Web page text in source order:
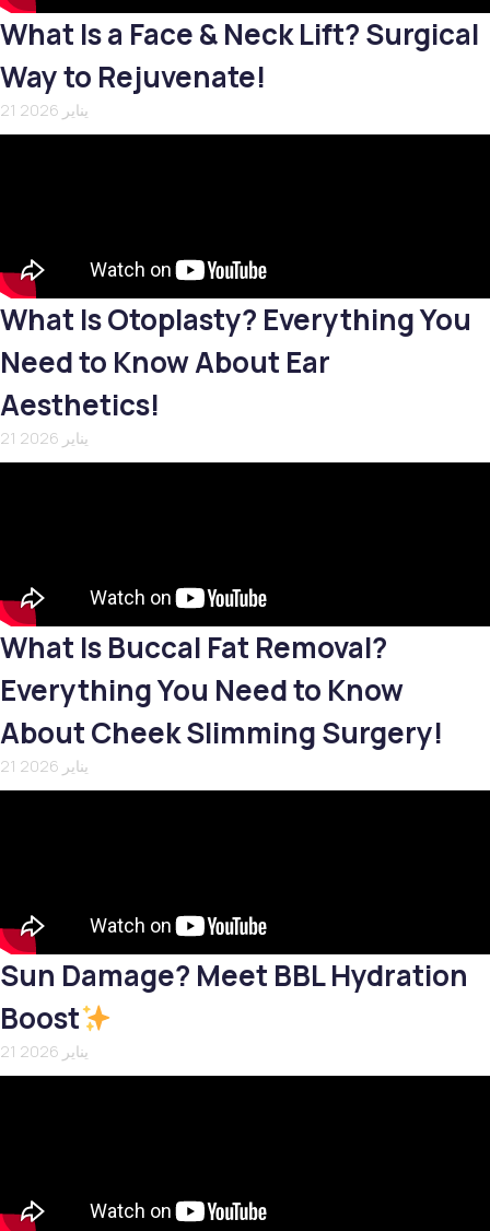
What Is a Face & Neck Lift? Surgical
Way to Rejuvenate!
21 يناير 2026
What Is Otoplasty? Everything You
Need to Know About Ear
Aesthetics!
21 يناير 2026
What Is Buccal Fat Removal?
Everything You Need to Know
About Cheek Slimming Surgery!
21 يناير 2026
Sun Damage? Meet BBL Hydration
Boost
21 يناير 2026